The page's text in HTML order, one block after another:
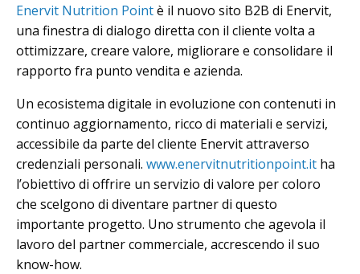
Enervit Nutrition Pointè il nuovo sito B2B di Enervit,
una finestra di dialogo diretta con il cliente volta a
ottimizzare, creare valore, migliorare e consolidare il
rapporto fra punto vendita e azienda.
Un ecosistema digitale in evoluzione con contenuti in
continuo aggiornamento, ricco di materiali e servizi,
accessibile da parte del cliente Enervit attraverso
credenziali personali. www.enervitnutritionpoint.it ha
l’obiettivo di offrire un servizio di valore per coloro
che scelgono di diventare partner di questo
importante progetto. Uno strumento che agevola il
lavoro del partner commerciale, accrescendo il suo
know-how.